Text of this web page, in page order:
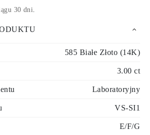
30 dni.
585 Białe Złoto (14K)
3.00 ct
Laboratoryjny
VS-SI1
E/F/G